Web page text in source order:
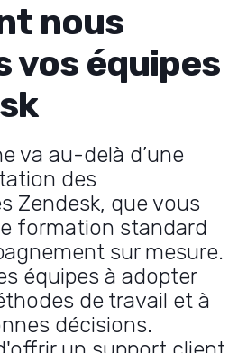
nous
vos équipes
va au-delà d’une
des
Zendesk, que vous
formation standard
sur mesure.
équipes à adopter
de travail et à
décisions.